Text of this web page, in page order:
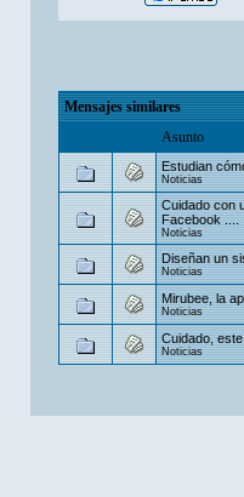
Mensajes similares
Asunto
Estudian
Noticias
Cuidado con
Facebook ....
Noticias
Diseñan un
Noticias
Mirubee, la
Noticias
Cuidado,
Noticias